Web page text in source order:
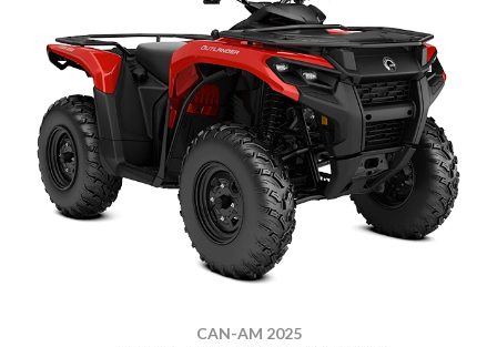
CAN-AM 2025